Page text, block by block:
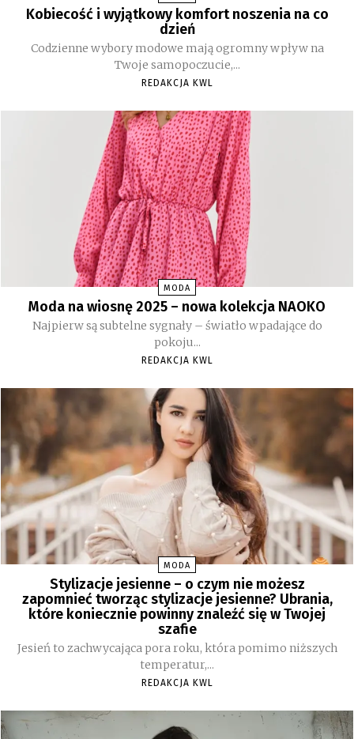
Kobiecość i wyjątkowy komfort noszenia na co
dzień
Codzienne wybory modowe mają ogromny wpływ na
Twoje samopoczucie,...
REDAKCJA KWL
MODA
Moda na wiosnę 2025 – nowa kolekcja NAOKO
Najpierw są subtelne sygnały – światło wpadające do
pokoju...
REDAKCJA KWL
MODA
Stylizacje jesienne – o czym nie możesz
zapomnieć tworząc stylizacje jesienne? Ubrania,
które koniecznie powinny znaleźć się w Twojej
szafie
Jesień to zachwycająca pora roku, która pomimo niższych
temperatur,...
REDAKCJA KWL